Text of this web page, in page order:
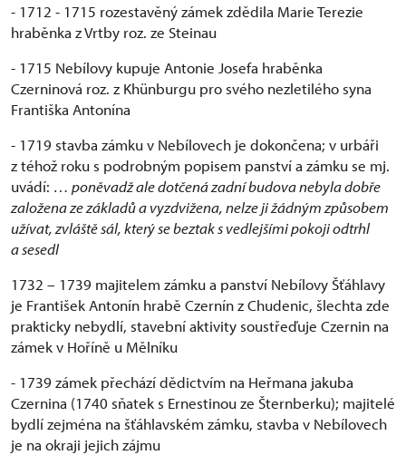
- 1712 - 1715 rozestavěný zámek zdědila Marie Terezie
hraběnka z Vrtby roz. ze Steinau
- 1715 Nebílovy kupuje Antonie Josefa hraběnka
Czerninová roz. z Khünburgu pro svého nezletilého syna
Františka Antonína
- 1719 stavba zámku v Nebílovech je dokončena; v urbáři
z téhož roku s podrobným popisem panství a zámku se mj.
uvádí: … poněvadž ale dotčená zadní budova nebyla dobře
založena ze základů a vyzdvižena, nelze ji žádným způsobem
užívat, zvláště sál, který se beztak s vedlejšími pokoji odtrhl
a sesedl
1732 – 1739 majitelem zámku a panství Nebílovy Šťáhlavy
je František Antonín hrabě Czernín z Chudenic, šlechta zde
prakticky nebydlí, stavební aktivity soustřeďuje Czernin na
zámek v Hoříně u Mělníku
- 1739 zámek přechází dědictvím na Heřmana jakuba
Czernina (1740 sňatek s Ernestinou ze Šternberku); majitelé
bydlí zejména na šťáhlavském zámku, stavba v Nebílovech
je na okraji jejich zájmu